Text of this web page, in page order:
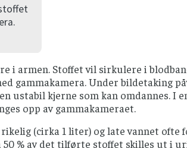
Gammakameraet tar bilder mens
armen. Stoffet vil sirkulere i
gammakamera. Under bildetaking
ustabil kjerne som kan omdannes. I
opp av gammakameraet.
(cirka 1 liter) og late vannet ofte
% av det tilførte stoffet skilles ut i